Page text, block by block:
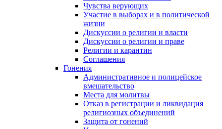
Чувства верующих
Участие в выборах и в политической
жизни
Дискуссии о религии и власти
Дискуссии о религии и праве
Религии и карантин
Соглашения
Гонения
Административное и полицейское
вмешательство
Места для молитвы
Отказ в регистрации и ликвидация
религиозных объединений
Защита от гонений